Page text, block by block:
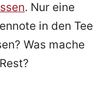
. Nur eine
in den Tee
Was mache